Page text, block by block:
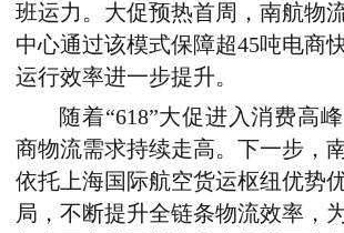
班运力。大促预热首周，南航物
中心通过该模式保障超45吨电商
运行效率进一步提升。
随着“618”大促进入消费高
商物流需求持续走高。下一步，
依托上海国际航空货运枢纽优势
局，不断提升全链条物流效率，